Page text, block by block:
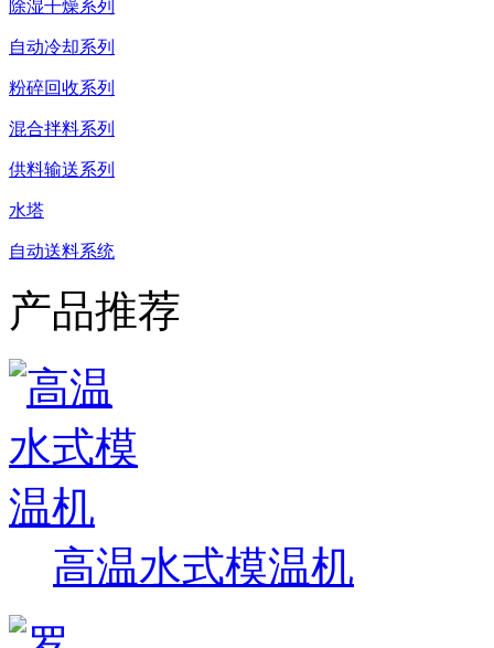
除湿干燥系列
自动冷却系列
粉碎回收系列
混合拌料系列
供料输送系列
水塔
自动送料系统
产品推荐
高温水式模温机